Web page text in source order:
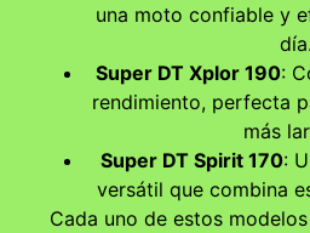
una moto confiable y
día.
Super DT Xplor 190:
rendimiento, perfecta
más
Super DT Spirit 170:
versátil que combina
Cada uno de estos